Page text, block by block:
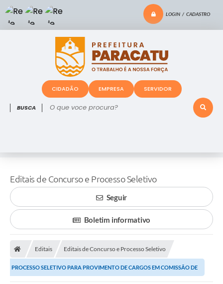
LOGIN / CADASTRO
O que voce procura?
CIDADÃO EMPRESA SERVIDOR
Editais de Concurso e Processo Seletivo
Seguir
Boletim informativo
Editais Editais de Concurso e Processo Seletivo
PROCESSO SELETIVO PARA PROVIMENTO DE CARGOS EM COMISSÃO DE